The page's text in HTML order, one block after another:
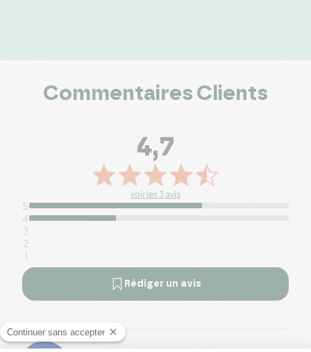
Commentaires Clients
4,7
voir les 3 avis
5
4
3
2
1
Rédiger un avis